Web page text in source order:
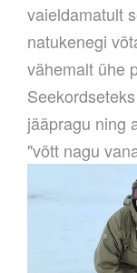
vaieldamatult
natukenegi
vähemalt ühe
jääpragu ning
"võtt nagu